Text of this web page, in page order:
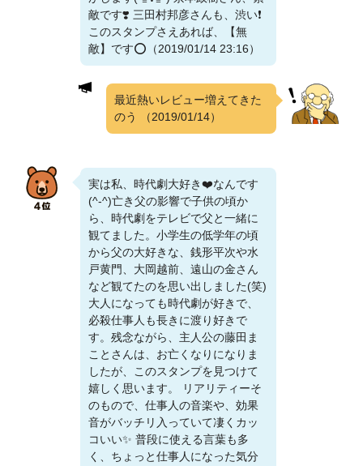
敵です❣️ 三田村邦彦さんも、渋い❗
このスタンプさえあれば、【無
敵】です⭕（2019/01/14 23:16）
最近熱いレビュー増えてきた
のう
（2019/01/14）
実は私、時代劇大好き❤️なんです
(^-^)亡き父の影響で子供の頃か
ら、時代劇をテレビで父と一緒に
観てました。小学生の低学年の頃
から父の大好きな、銭形平次や水
戸黄門、大岡越前、遠山の金さん
など観てたのを思い出しました(笑)
大人になっても時代劇が好きで、
必殺仕事人も長きに渡り好きで
す。残念ながら、主人公の藤田ま
ことさんは、お亡くなりになりま
したが、このスタンプを見つけて
嬉しく思います。 リアリティーそ
のもので、仕事人の音楽や、効果
音がバッチリ入っていて凄くカッ
コいい✨ 普段に使える言葉も多
く、ちょっと仕事人になった気分